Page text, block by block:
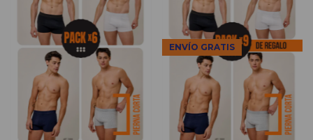
ENVÍO GRATIS